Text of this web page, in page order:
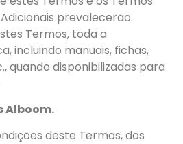
prevalecerão.
Termos, toda a
incluindo manuais, fichas,
quando disponibilizadas para
Alboom.
deste Termos, dos